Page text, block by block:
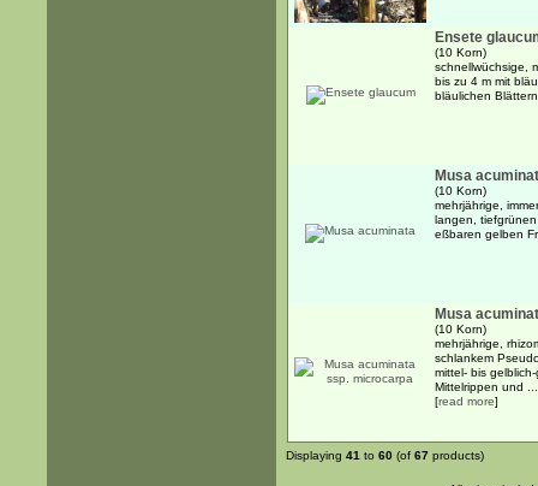
Ensete
(10 Korn)
schnellwüchsige,
bis zu 4 m mit
bläulichen Blättern
Musa
(10 Korn)
mehrjährige,
langen,
eßbaren gelben
Musa
(10 Korn)
mehrjährige,
schlankem
mittel- bis
Mittelrippen und ...
[read more]
Displaying 41 to 60 (of 67 products)